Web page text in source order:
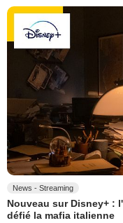
News - Streaming
Nouveau sur Disney+ :
défié la mafia italienne